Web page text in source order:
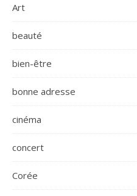
Art
beauté
bien-être
bonne adresse
cinéma
concert
Corée